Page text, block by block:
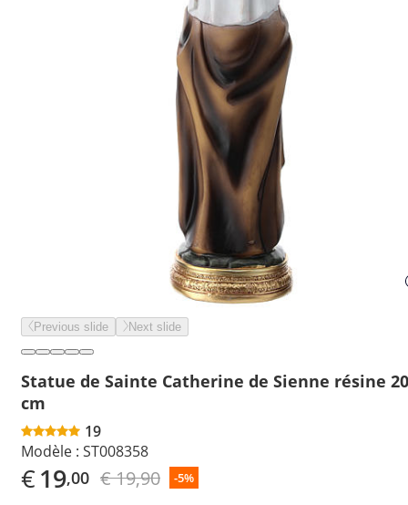
Previous slide Next slide
Statue de Sainte Catherine de Sienne résine 20
cm
19
Modèle : ST008358
€19,00 € 19,90 -5%